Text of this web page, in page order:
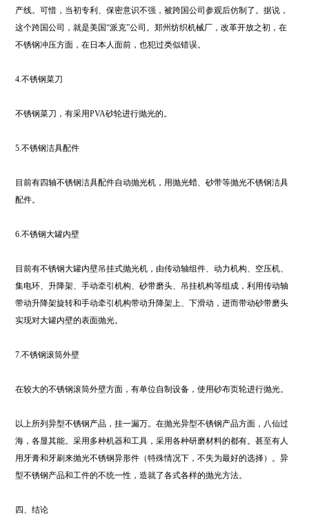
产线。可惜，当初专利、保密意识不强，被跨国公司参观后仿制了。据说，
这个跨国公司，就是美国“派克”公司。郑州纺织机械厂，改革开放之初，在
不锈钢冲压方面，在日本人面前，也犯过类似错误。
4.不锈钢菜刀
不锈钢菜刀，有采用PVA砂轮进行抛光的。
5.不锈钢洁具配件
目前有四轴不锈钢洁具配件自动抛光机，用抛光蜡、砂带等抛光不锈钢洁具
配件。
6.不锈钢大罐内壁
目前有不锈钢大罐内壁吊挂式抛光机，由传动轴组件、动力机构、空压机、
集电环、升降架、手动牵引机构、砂带磨头、吊挂机构等组成，利用传动轴
带动升降架旋转和手动牵引机构带动升降架上、下滑动，进而带动砂带磨头
实现对大罐内壁的表面抛光。
7.不锈钢滚筒外壁
在较大的不锈钢滚筒外壁方面，有单位自制设备，使用砂布页轮进行抛光。
以上所列异型不锈钢产品，挂一漏万。在抛光异型不锈钢产品方面，八仙过
海，各显其能。采用多种机器和工具，采用各种研磨材料的都有。甚至有人
用牙膏和牙刷来抛光不锈钢异形件（特殊情况下，不失为最好的选择）。异
型不锈钢产品和工件的不统一性，造就了各式各样的抛光方法。
四、结论